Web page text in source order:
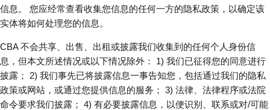
信息。 您应经常查看收集您信息的任何一方的隐私政策，以确定该
实体将如何处理您的信息。
CBA 不会共享、出售、出租或披露我们收集到的任何个人身份信
息，但本文所述情况或以下情况除外： 1) 我们已征得您的同意进行
披露； 2) 我们事先已将披露信息一事告知您，包括通过我们的隐私
政策或网站，或通过您提供信息的服务； 3) 法律、法律程序或法院
命令要求我们披露； 4) 有必要披露信息，以便识别、联系或对/可能